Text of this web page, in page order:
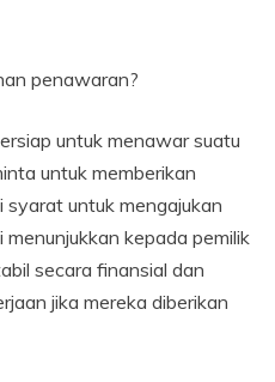
penawaran?
untuk menawar suatu
untuk memberikan
untuk mengajukan
kepada pemilik
secara finansial dan
jika mereka diberikan